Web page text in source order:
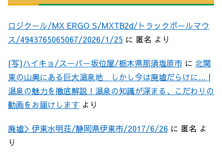
ロジクール/MX ERGO S/MXTB2d/トラックボールマウ
ス/4943765065067/2026/1/25 に 匿名 より
{写}ハイキョ/スーパー坂位屋/栃木県那須塩原市 に 北関
東の山奥にある巨大温泉地 しかし今は廃墟だらけに… |
温泉の魅力を徹底解説！温泉の知識が深まる、こだわりの
動画をお届けします より
廃墟＞伊東水明荘/静岡県伊東市/2017/6/26 に 匿名 よ
り